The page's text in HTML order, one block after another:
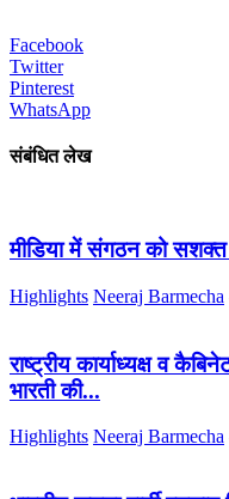
Facebook
Twitter
Pinterest
WhatsApp
संबंधित लेख
मीडिया में संगठन को सशक्त
Highlights Neeraj Barmecha
राष्ट्रीय कार्याध्यक्ष व
भारती की...
Highlights Neeraj Barmecha